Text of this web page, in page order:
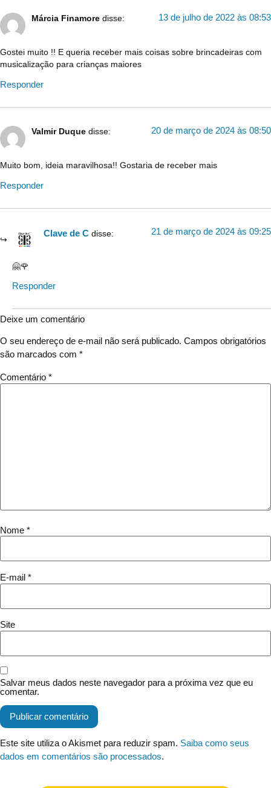
Márcia Finamore disse: 13 de julho de 2022 às 08:53
Gostei muito !! E queria receber mais coisas sobre brincadeiras com
musicalização para crianças maiores
Responder
Valmir Duque disse: 20 de março de 2024 às 08:50
Muito bom, ideia maravilhosa!! Gostaria de receber mais
Responder
Clave de C disse: 21 de março de 2024 às 09:25
🤗🌹
Responder
Deixe um comentário
O seu endereço de e-mail não será publicado. Campos obrigatórios
são marcados com *
Comentário *
Nome *
E-mail *
Site
Salvar meus dados neste navegador para a próxima vez que eu
comentar.
Este site utiliza o Akismet para reduzir spam. Saiba como seus
dados em comentários são processados.